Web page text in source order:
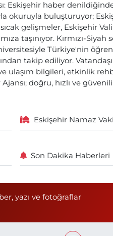
Eskişehir haber
okuruyla buluşturuyor;
gelişmeler, Eskişehir
taşınıyor. Kırmızı-
Türkiye'nin
takip ediliyor.
ulaşım bilgileri, etkinlik
doğru, hızlı ve
Eskişehir Namaz
Son Dakika Haberleri
yazı ve fotoğraflar